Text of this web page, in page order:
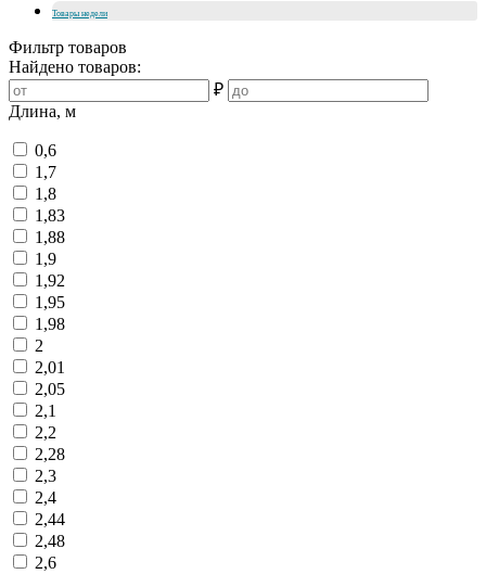
Товары недели
Фильтр товаров
Найдено товаров:
₽
Длина, м
0,6
1,7
1,8
1,83
1,88
1,9
1,92
1,95
1,98
2
2,01
2,05
2,1
2,2
2,28
2,3
2,4
2,44
2,48
2,6